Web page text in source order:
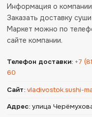
Информация о
Заказать доставку
Маркет можно по
сайте компании.
Телефон доставки: +7
60
Сайт: vladivostok.sushi-
Адрес: улица